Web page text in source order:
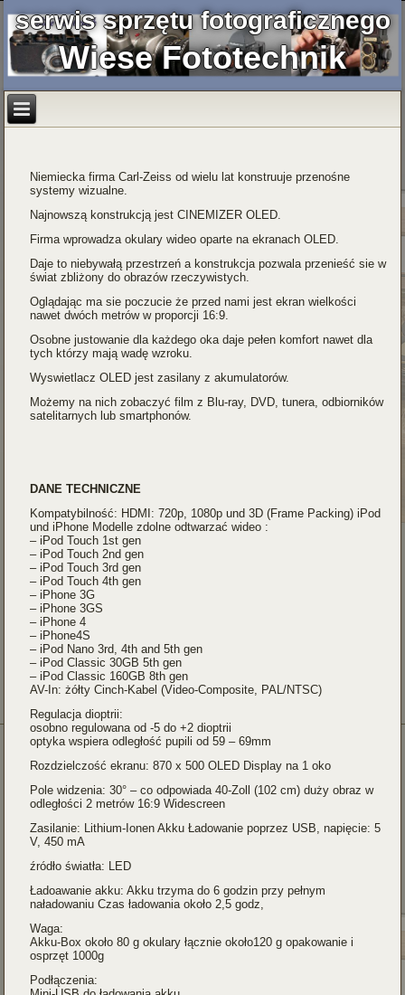
serwis sprzętu fotograficznego
Wiese Fototechnik
Niemiecka firma Carl-Zeiss od wielu lat konstruuje przenośne
systemy wizualne.
Najnowszą konstrukcją jest CINEMIZER OLED.
Firma wprowadza okulary wideo oparte na ekranach OLED.
Daje to niebywałą przestrzeń a konstrukcja pozwala przenieść sie w
świat zbliżony do obrazów rzeczywistych.
Oglądając ma sie poczucie że przed nami jest ekran wielkości
nawet dwóch metrów w proporcji 16:9.
Osobne justowanie dla każdego oka daje pełen komfort nawet dla
tych którzy mają wadę wzroku.
Wyswietlacz OLED jest zasilany z akumulatorów.
Możemy na nich zobaczyć film z Blu-ray, DVD, tunera, odbiorników
satelitarnych lub smartphonów.
DANE TECHNICZNE
Kompatybilność: HDMI: 720p, 1080p und 3D (Frame Packing) iPod
und iPhone Modelle zdolne odtwarzać wideo :
– iPod Touch 1st gen
– iPod Touch 2nd gen
– iPod Touch 3rd gen
– iPod Touch 4th gen
– iPhone 3G
– iPhone 3GS
– iPhone 4
– iPhone4S
– iPod Nano 3rd, 4th and 5th gen
– iPod Classic 30GB 5th gen
– iPod Classic 160GB 8th gen
AV-In: żółty Cinch-Kabel (Video-Composite, PAL/NTSC)
Regulacja dioptrii:
osobno regulowana od -5 do +2 dioptrii
optyka wspiera odległość pupili od 59 – 69mm
Rozdzielczość ekranu: 870 x 500 OLED Display na 1 oko
Pole widzenia: 30° – co odpowiada 40-Zoll (102 cm) duży obraz w
odległości 2 metrów 16:9 Widescreen
Zasilanie: Lithium-Ionen Akku Ładowanie poprzez USB, napięcie: 5
V, 450 mA
źródło światła: LED
Ładoawanie akku: Akku trzyma do 6 godzin przy pełnym
naładowaniu Czas ładowania około 2,5 godz,
Waga:
Akku-Box około 80 g okulary łącznie około120 g opakowanie i
osprzęt 1000g
Podłączenia: